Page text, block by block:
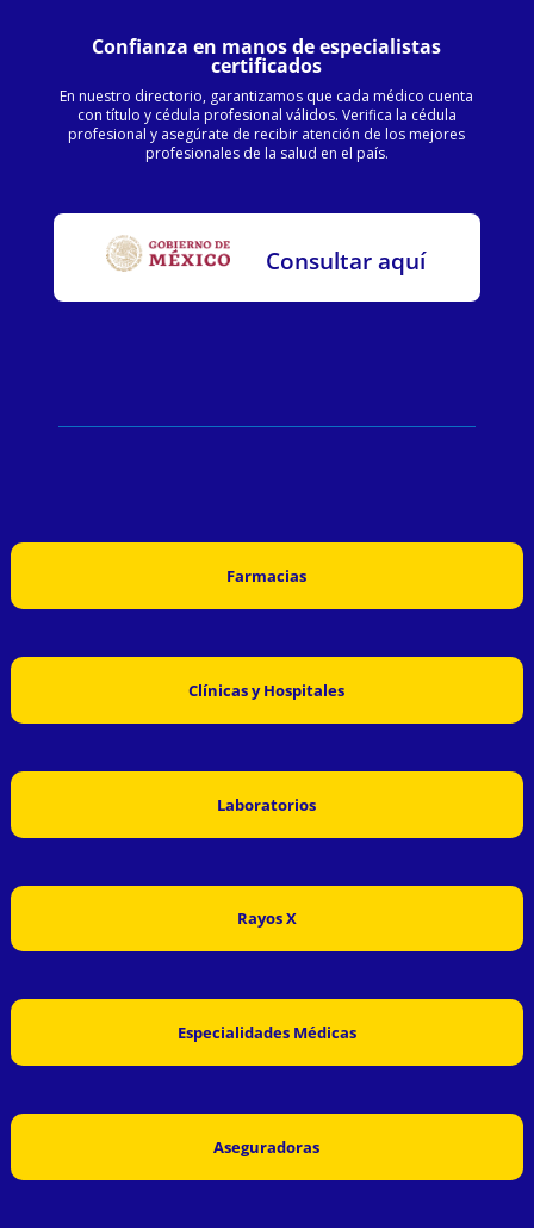
Confianza en manos de especialistas
certificados
En nuestro directorio, garantizamos que cada médico cuenta
con título y cédula profesional válidos. Verifica la cédula
profesional y asegúrate de recibir atención de los mejores
profesionales de la salud en el país.
Consultar aquí
Farmacias
Clínicas y Hospitales
Laboratorios
Rayos X
Especialidades Médicas
Aseguradoras